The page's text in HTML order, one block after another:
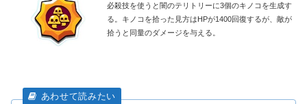
必殺技を使うと闇のテリトリーに3個のキノコを生成す
る。キノコを拾った見方はHPが1400回復するが、敵が
拾うと同量のダメージを与える。